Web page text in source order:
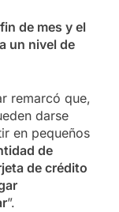
de mes y el
un nivel de
remarcó que,
darse
en pequeños
de
de crédito
”.